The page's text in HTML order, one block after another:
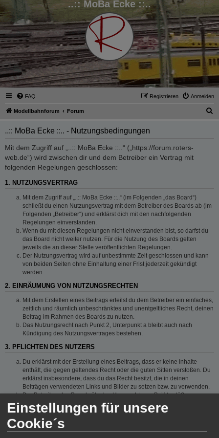
..:: MoBa Ecke ::..
FAQ Anmelden
Registrieren
Modellbahnforum Forum
..:: MoBa Ecke ::.. - Nutzungsbedingungen
Mit dem Zugriff auf „..:: MoBa Ecke ::..“ („https://forum.roters-
web.de“) wird zwischen dir und dem Betreiber ein Vertrag mit
folgenden Regelungen geschlossen:
1. NUTZUNGSVERTRAG
Mit dem Zugriff auf „..:: MoBa Ecke ::..“ (im Folgenden „das Board“)
schließt du einen Nutzungsvertrag mit dem Betreiber des Boards ab (im
Folgenden „Betreiber“) und erklärst dich mit den nachfolgenden
Regelungen einverstanden.
Wenn du mit diesen Regelungen nicht einverstanden bist, so darfst du
das Board nicht weiter nutzen. Für die Nutzung des Boards gelten
jeweils die an dieser Stelle veröffentlichten Regelungen.
Der Nutzungsvertrag wird auf unbestimmte Zeit geschlossen und kann
von beiden Seiten ohne Einhaltung einer Frist jederzeit gekündigt
werden.
2. EINRÄUMUNG VON NUTZUNGSRECHTEN
Mit dem Erstellen eines Beitrags erteilst du dem Betreiber ein einfaches,
zeitlich und räumlich unbeschränktes und unentgeltliches Recht, deinen
Beitrag im Rahmen des Boards zu nutzen.
Das Nutzungsrecht nach Punkt 2, Unterpunkt a bleibt auch nach
Kündigung des Nutzungsvertrages bestehen.
3. PFLICHTEN DES NUTZERS
Du erklärst mit der Erstellung eines Beitrags, dass er keine Inhalte
enthält, die gegen geltendes Recht oder die guten Sitten verstoßen. Du
erklärst insbesondere, dass du das Recht besitzt, die in deinen
Beiträgen verwendeten Links und Bilder zu setzen bzw. zu verwenden.
Der Betreiber des Boards übt das Hausrecht aus. Bei Verstößen gegen
diese Nutzungsbedingungen oder anderer im Board veröffentlichten
Regeln kann der Betreiber dich nach Abmahnung zeitweise oder
dauerhaft von der Nutzung dieses Boards ausschließen und dir ein
Hausverbot erteilen.
Einstellungen für unsere
Cookie´s